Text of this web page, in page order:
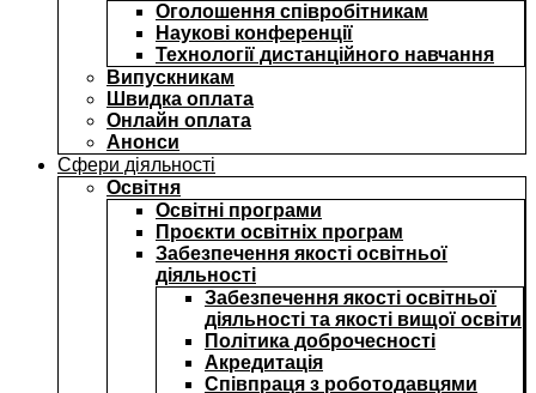
Оголошення співробітникам
Наукові конференції
Технології дистанційного навчання
Випускникам
Швидка оплата
Онлайн оплата
Анонси
Сфери діяльності
Освітня
Освітні програми
Проєкти освітніх програм
Забезпечення якості освітньої
діяльності
Забезпечення якості освітньої
діяльності та якості вищої освіти
Політика доброчесності
Акредитація
Співпраця з роботодавцями